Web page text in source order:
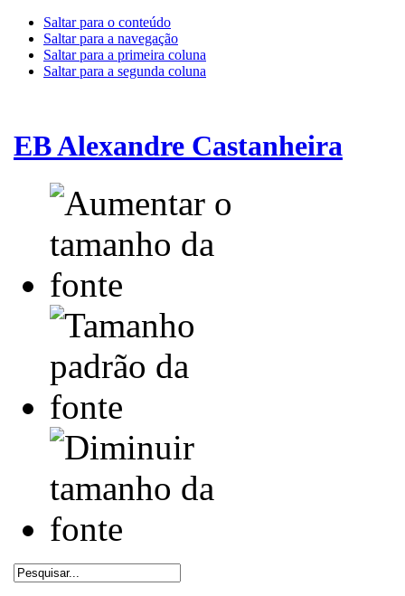
Saltar para o conteúdo
Saltar para a navegação
Saltar para a primeira coluna
Saltar para a segunda coluna
EB Alexandre Castanheira